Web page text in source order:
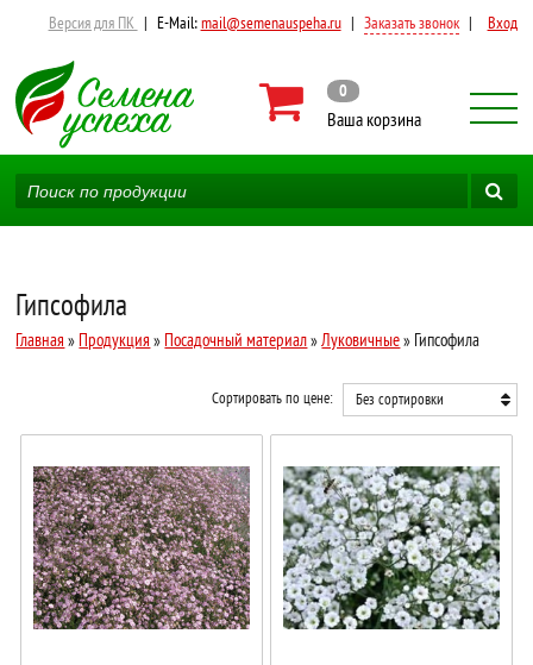
Версия для ПК | E-Mail:mail@semenauspeha.ru | Заказать звонок | Вход
0
Ваша корзина
Гипсофила
Главная » Продукция » Посадочный материал» Луковичные» Гипсофила
Сортировать по цене: Без сортировки